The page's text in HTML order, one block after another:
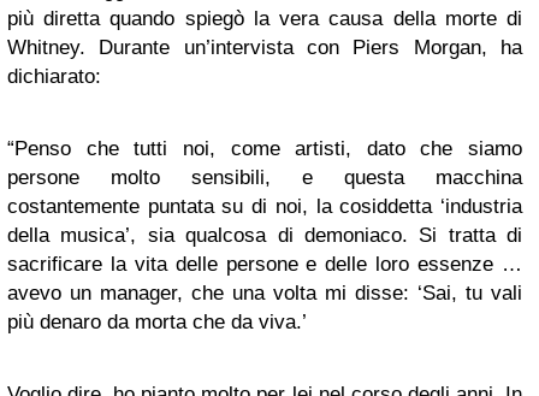
più diretta quando spiegò la vera causa della morte di
Whitney. Durante un’intervista con Piers Morgan, ha
dichiarato:
“Penso che tutti noi, come artisti, dato che siamo
persone molto sensibili, e questa macchina
costantemente puntata su di noi, la cosiddetta ‘industria
della musica’, sia qualcosa di demoniaco. Si tratta di
sacrificare la vita delle persone e delle loro essenze …
avevo un manager, che una volta mi disse: ‘Sai, tu vali
più denaro da morta che da viva.’